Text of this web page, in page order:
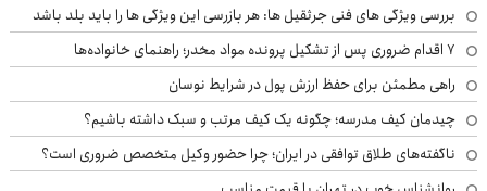
بررسی ویژگی های فنی جرثقیل ها: هر بازرسی این ویژگی ها را باید بلد باشد
۷ اقدام ضروری پس از تشکیل پرونده مواد مخدر؛ راهنمای خانواده‌ها
راهی مطمئن برای حفظ ارزش پول در شرایط نوسان
چیدمان کیف مدرسه؛ چگونه یک کیف مرتب و سبک داشته باشیم؟
ناگفته‌های طلاق توافقی در ایران؛ چرا حضور وکیل متخصص ضروری است؟